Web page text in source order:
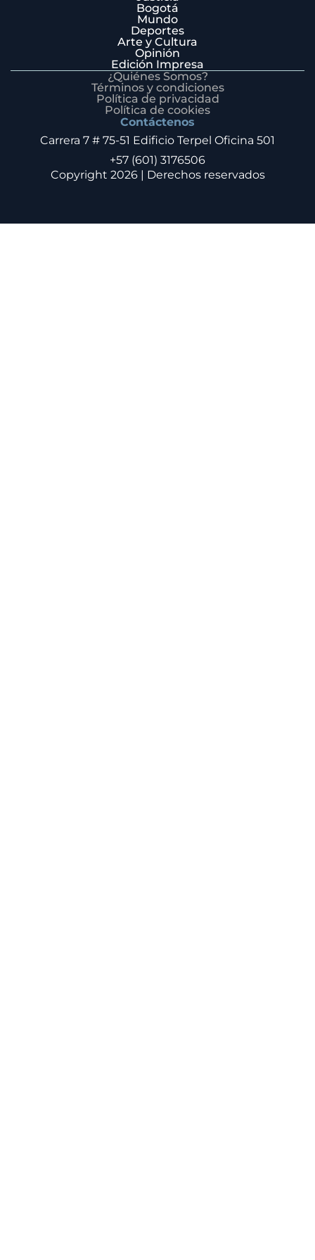
Bogotá
Mundo
Deportes
Arte y Cultura
Opinión
Edición Impresa
¿Quiénes Somos?
Términos y condiciones
Política de privacidad
Política de cookies
Contáctenos
Carrera 7 # 75-51 Edificio Terpel Oficina 501
+57 (601) 3176506
Copyright 2026 | Derechos reservados